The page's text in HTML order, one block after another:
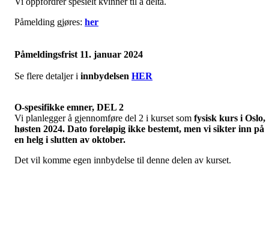
Påmelding gjøres: her
Påmeldingsfrist 11. januar 2024
Se flere detaljer i innbydelsen HER
O-spesifikke emner, DEL 2
Vi planlegger å gjennomføre del 2 i kurset som fysisk kurs i Oslo,
høsten 2024. Dato foreløpig ikke bestemt, men vi sikter inn på
en helg i slutten av oktober.
Det vil komme egen innbydelse til denne delen av kurset.